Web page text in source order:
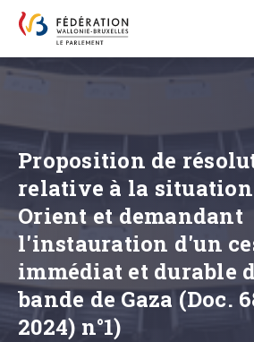
Proposition de
relative à la situation
Orient et demandant
l'instauration d'un
immédiat et durable
bande de Gaza (Doc.
2024) n°1)